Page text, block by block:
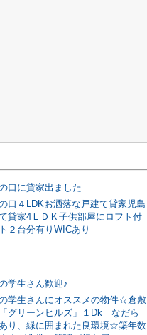
口に貸家出ました
口４LDKお洒落な戸建て貸家児島
貸家4ＬＤＫ子供部屋にロフト付
２台分有りWICあり
学生さん歓迎♪
学生さんにオススメの物件☆倉敷
グリーンヒルズ」１Dk なだら
り、緑に囲まれた良環境☆築年数